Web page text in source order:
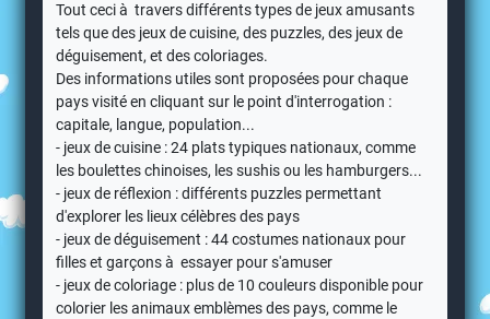
Tout ceci à travers différents types de jeux amusants
tels que des jeux de cuisine, des puzzles, des jeux de
déguisement, et des coloriages.
Des informations utiles sont proposées pour chaque
pays visité en cliquant sur le point d'interrogation :
capitale, langue, population...
- jeux de cuisine : 24 plats typiques nationaux, comme
les boulettes chinoises, les sushis ou les hamburgers...
- jeux de réflexion : différents puzzles permettant
d'explorer les lieux célèbres des pays
- jeux de déguisement : 44 costumes nationaux pour
filles et garçons à essayer pour s'amuser
- jeux de coloriage : plus de 10 couleurs disponible pour
colorier les animaux emblèmes des pays, comme le